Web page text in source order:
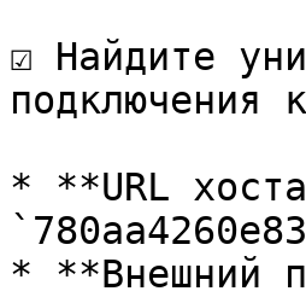
☑️ Найдите
подключения
* **URL
* **Внешний